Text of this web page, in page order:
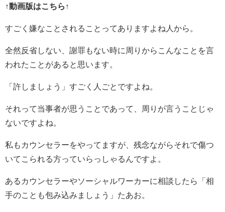
↑動画版はこちら↑
すごく嫌なことされることってありますよね人から。
全然反省しない、謝罪もない時に周りからこんなことを言
われたことがあると思います。
「許しましょう」すごく人ごとですよね。
それって当事者が思うことであって、周りが言うことじゃ
ないですよね。
私もカウンセラーをやってますが、残念ながらそれで傷つ
いてこられる方っていらっしゃるんですよ。
あるカウンセラーやソーシャルワーカーに相談したら「相
手のことも包み込みましょう」たあお。